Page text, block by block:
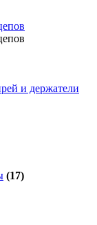
и держатели
(17)